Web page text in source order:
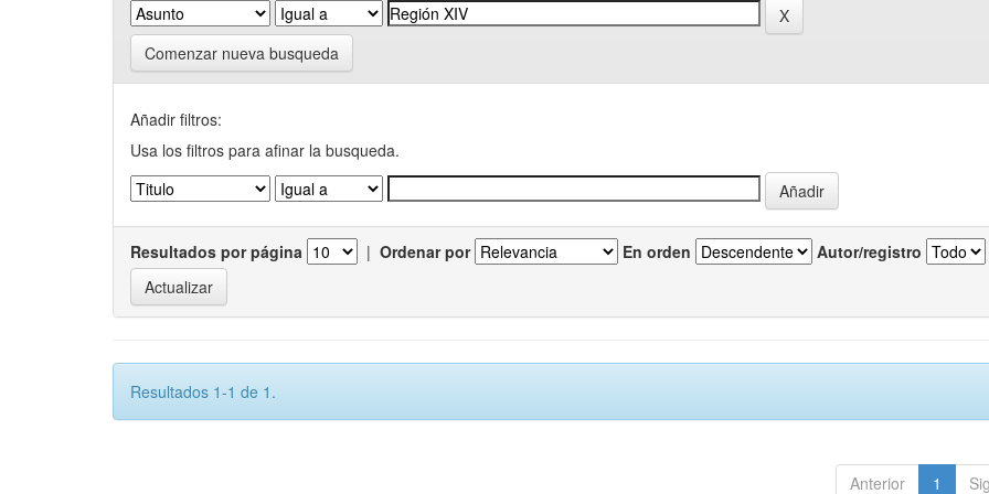
Comenzar nueva busqueda
Añadir filtros:
Usa los filtros para afinar la busqueda.
Resultados por página | Ordenar por En orden Autor/registro
Resultados 1-1 de 1.
Anterior 1